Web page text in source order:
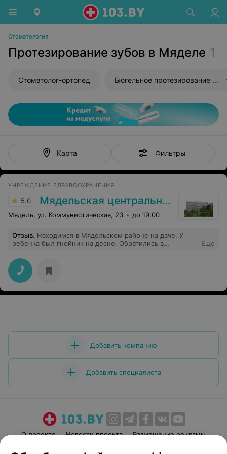
Стоматология
Протезирование зубов в Мяделе 1
Стоматолог-ортопед Бюгельное протезирование зубов
Карта Фильтры
УЧРЕЖДЕНИЕ ЗДРАВООХРАНЕНИЯ
5.0 Мядельская центральная районная больница
Мядель, ул. Коммунистическая, 23 до 19:00
Отзыв. Находимся в Мядельском районе на даче. У
ребенка был гнойник на десне. Обратились в
Стоматолог быстро обработала десну, дала
рекомендации. Спасибо за оперативность и
вежливость!
Еще
Добавить компанию
Добавить специалиста
О проекте Новости проекта
Размещение рекламы